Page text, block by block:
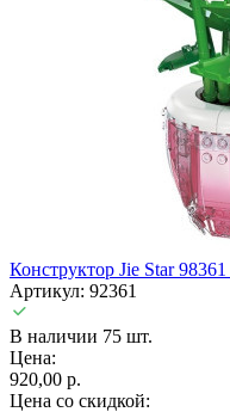
Конструктор Jie Star
Артикул: 92361
В наличии 75 шт.
Цена:
920,00 р.
Цена со скидкой: